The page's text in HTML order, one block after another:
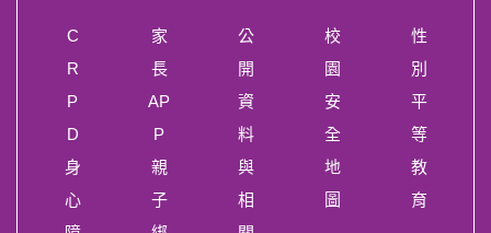
C
R
P
D
身
心
家
長
AP
P
親
子
公
開
資
料
與
相
校
園
安
全
地
圖
性
別
平
等
教
育